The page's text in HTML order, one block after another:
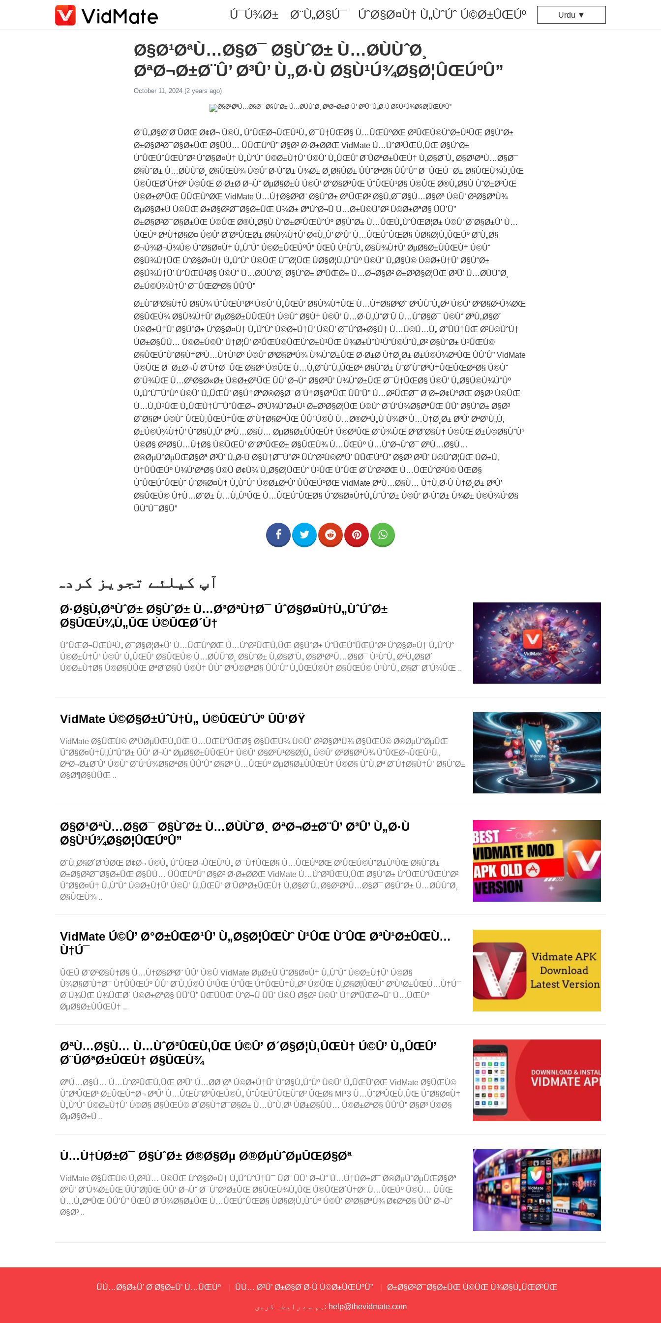
Ú¯Ú¾Ø± Ø¨Ù„Ø§Ú¯ ÚˆØ§Ø¤Ù† Ù„ÙˆÚˆ Ú©Ø±ÛŒÚº Urdu ▼
Ø§Ø¹ØªÙ…Ø§Ø¯ Ø§ÙˆØ± Ù…Ø­ÙÙˆØ¸
ØªØ¬Ø±Ø¨Û’ Ø³Û’ Ù„Ø·Ù Ø§Ù¹Ú¾Ø§Ø¦ÛŒÚºÛ”
October 11, 2024 (2 years ago)
Ø¨Ù„Ø§Ø´Ø¨ÛØŒ Ø¢Ø¬ Ú©Ù„ ÚˆÛŒØ¬ÛŒÙ¹Ù„ Ø¯Ù†ÛŒØ§ Ù…ÛŒÚºØŒ Ø³ÛŒÚ©ÙˆØ±Ù¹ÛŒ Ø§ÙˆØ±
Ø±Ø§Ø²Ø¯Ø§Ø±ÛŒ Ø§ÛÙ… ÛÛŒÚºÛ” Ø§Ø³ Ø·Ø±Ø­ØŒ VidMate Ù…ÙˆØ³ÛŒÙ‚ÛŒ Ø§ÙˆØ±
ÙˆÛŒÚˆÛŒÙˆØ² ÚˆØ§Ø¤Ù† Ù„ÙˆÚˆ Ú©Ø±Ù†Û’ Ú©Û’ Ù„ÛŒÛ’ Ø¨ÛØªØ±ÛŒÙ† Ù‚Ø§Ø¨Ù„ Ø§Ø¹ØªÙ…Ø§Ø¯
Ø§ÙˆØ± Ù…Ø­ÙÙˆØ¸ Ø§ÛŒÙ¾ Ú©Û’ Ø·ÙˆØ± Ù¾Ø± Ø¸Ø§ÛØ± ÛÙˆØªØ§ ÛÛ’Û” Ø¯ÛŒÚ¯Ø± Ø§ÛŒÙ¾Ù„ÛŒ
Ú©ÛŒØ´Ù†Ø² Ú©ÛŒ Ø·Ø±Ø­ Ø¬Ùˆ ØµØ§Ø±Ù Ú©Û’ Ø°Ø§ØªÛŒ ÚˆÛŒÙ¹Ø§ Ú©ÛŒ Ø®Ù„Ø§Ù ÙˆØ±Ø²ÛŒ
Ú©Ø±ØªÛŒ ÛÛŒÚºØŒ VidMate Ù…Ù†Ø§Ø³Ø¨ Ø§ÙˆØ± ØªÛŒØ² Ø§Ù‚Ø¯Ø§Ù…Ø§Øª Ú©Û’ Ø³Ø§ØªÚ¾
ØµØ§Ø±Ù Ú©ÛŒ Ø±Ø§Ø²Ø¯Ø§Ø±ÛŒ Ù¾Ø± ØªÙˆØ¬Û Ù…Ø±Ú©ÙˆØ² Ú©Ø±ØªØ§ ÛÛ’Û”
Ø±Ø§Ø²Ø¯Ø§Ø±ÛŒ Ú©ÛŒ Ø®Ù„Ø§Ù ÙˆØ±Ø²ÛŒÙˆÚº Ø§ÙˆØ± Ù…ÛŒÙ„ÙˆÛŒØ¦Ø± Ú©Û’ Ø¨Ø§Ø±Û’ Ù…
ÛŒÚº ØªÙ†Ø§Ø¤ Ú©Û’ Ø¨ØºÛŒØ± Ø§Ù¾Ù†Û’ Ø¢Ù„Û’ Ø³Û’ Ù…ÛŒÚˆÛŒØ§ ÙØ§Ø¦Ù„ÛŒÚº Ø¨Ù„Ø§
Ø¬Ú¾Ø¬Ú¾Ú© ÚˆØ§Ø¤Ù† Ù„ÙˆÚˆ Ú©Ø±ÛŒÚºÛ” ÛŒÛ Ù¹ÙˆÙ„ Ø§Ù¾Ù†Û’ ØµØ§Ø±ÙÛŒÙ† Ú©Ùˆ
Ø§Ù¾Ù†ÛŒ ÚˆØ§Ø¤Ù† Ù„ÙˆÚˆ Ú©ÛŒ Ú¯Ø¦ÛŒ ÙØ§Ø¦Ù„ÙˆÚº Ú©Ùˆ Ù„Ø§Ú© Ú©Ø±Ù†Û’ Ø§ÙˆØ±
Ø§Ù¾Ù†Û’ ÚˆÛŒÙ¹Ø§ Ú©Ùˆ Ù…Ø­ÙÙˆØ¸ Ø§ÙˆØ± ØºÛŒØ± Ù…Ø¬Ø§Ø² Ø±Ø³Ø§Ø¦ÛŒ Ø³Û’ Ù…Ø­ÙÙˆØ¸
Ø±Ú©Ú¾Ù†Û’ Ø¯ÛŒØªØ§ ÛÛ’Û”
Ø±ÙˆØ²Ø§Ù†Û Ø§Ù¾ ÚˆÛŒÙ¹Ø³ Ú©Û’ Ù„ÛŒÛ’ Ø§Ù¾Ù†ÛŒ Ù…Ù†Ø§Ø³Ø¨ Ø³ÛÙˆÙ„Øª Ú©Û’ Ø³Ø§ØªÚ¾ØŒ
Ø§ÛŒÙ¾ Ø§Ù¾Ù†Û’ ØµØ§Ø±ÙÛŒÙ† Ú©Ùˆ Ø§Ù† Ú©Û’ Ù…Ø·Ù„ÙˆØ¨Û Ù…ÙˆØ§Ø¯ Ú©Ùˆ ØªÙ„Ø§Ø´
Ú©Ø±Ù†Û’ Ø§ÙˆØ± ÚˆØ§Ø¤Ù† Ù„ÙˆÚˆ Ú©Ø±Ù†Û’ Ú©Û’ Ø¯ÙˆØ±Ø§Ù† Ù…Ú©Ù…Ù„ Ø°ÛÙ†ÛŒ Ø³Ú©ÙˆÙ†
ÙØ±Ø§ÛÙ… Ú©Ø±Ú©Û’ Ù†Ø¦Û’ Ø³ÛŒÚ©ÛŒÙˆØ±Ù¹ÛŒ Ù¾Ø±ÙˆÙ¹ÙˆÚ©ÙˆÙ„Ø² Ø§ÙˆØ± Ù¹ÛŒÚ©
Ø§ÛŒÚˆÙˆØ§Ù†Ø³Ù…Ù†Ù¹Ø³ Ú©Û’ Ø³Ø§ØªÚ¾ Ù¾ÙˆØ±ÛŒ Ø·Ø±Ø­ Ù†Ø¸Ø± Ø±Ú©Ú¾ØªÛŒ ÛÛ’Û” VidMate
Ú©ÛŒ Ø¯Ø±Ø¬Û Ø¨Ù†Ø¯ÛŒ Ø§Ø³ Ú©ÛŒ Ù…Ù‚Ø¨ÙˆÙ„ÛŒØª Ø§ÙˆØ± ÙˆØ´ÙˆØ³Ù†ÛŒÛŒØªØ§ Ú©Ùˆ
Ø¨Ú¾ÛŒ Ù…ØªØ§Ø«Ø± Ú©Ø±ØªÛŒ ÛÛ’ Ø¬Ùˆ Ø§Ø³Û’ Ù¾ÙˆØ±ÛŒ Ø¯Ù†ÛŒØ§ Ú©Û’ Ù„Ø§Ú©Ú¾ÙˆÚº
Ù„ÙˆÚ¯ÙˆÚº Ú©Û’ Ù„ÛŒÛ’ Ø§Ù†ØªØ®Ø§Ø¨ Ø¨Ù†Ø§ØªÛŒ ÛÛ’Û” Ù…Ø²ÛŒØ¯ Ø¨Ø±Ø¢ÚºØŒ Ø§Ø³ Ú©ÛŒ
Ù…Ù„Ù¹ÛŒ Ù„ÛŒÙ†Ú¯ÙˆÛŒØ¬ Ø³Ù¾ÙˆØ±Ù¹ Ø±Ø³Ø§Ø¦ÛŒ Ú©Ùˆ Ø¨Ú‘Ú¾Ø§ØªÛŒ ÛÛ’ Ø§ÙˆØ± Ø§Ø³
Ø¨Ø§Øª Ú©Ùˆ ÛŒÙ‚ÛŒÙ†ÛŒ Ø¨Ù†Ø§ØªÛŒ ÛÛ’ Ú©Û Ù…Ø®ØªÙ„Ù Ù¾Ø³ Ù…Ù†Ø¸Ø± Ø³Û’ ØªØ¹Ù„Ù‚
Ø±Ú©Ú¾Ù†Û’ ÙˆØ§Ù„Û’ ØªÙ…Ø§Ù… ØµØ§Ø±ÙÛŒÙ† Ú©Ø³ÛŒ Ø¨Ú¾ÛŒ Ø²Ø¨Ø§Ù† Ú©ÛŒ Ø±Ú©Ø§ÙˆÙ¹
Ú©Ø§ Ø³Ø§Ù…Ù†Ø§ Ú©ÛŒÛ’ Ø¨ØºÛŒØ± Ø§ÛŒÙ¾ Ù…ÛŒÚº Ù…ÙˆØ¬ÙˆØ¯ ØªÙ…Ø§Ù…
Ø®ØµÙˆØµÛŒØ§Øª Ø³Û’ Ù„Ø·Ù Ø§Ù†Ø¯ÙˆØ² ÛÙˆØ³Ú©ØªÛ’ ÛÛŒÚºÛ” Ø§Ø³ Ø³Û’ Ú©ÙˆØ¦ÛŒ ÙØ±Ù‚
Ù†ÛÛŒÚº Ù¾Ú‘ØªØ§ Ú©Û Ø¢Ù¾ Ù„Ø§Ø¦ÛŒÙˆ Ù¹ÛŒ ÙˆÛŒ Ø´ÙˆØ²ØŒ Ù…ÛŒÙˆØ²Ú© ÛŒØ§
ÙˆÛŒÚˆÛŒÙˆ ÚˆØ§Ø¤Ù† Ù„ÙˆÚˆ Ú©Ø±ØªÛ’ ÛÛŒÚºØŒ VidMate ØªÙ…Ø§Ù… Ù†Ù‚Ø·Û Ù†Ø¸Ø± Ø³Û’
Ø§ÛŒÚ© Ù†Ù…Ø¨Ø± Ù…Ù„Ù¹ÛŒ Ù…ÛŒÚˆÛŒØ§ ÚˆØ§Ø¤Ù†Ù„ÙˆÚˆØ± Ú©Û’ Ø·ÙˆØ± Ù¾Ø± Ú©Ú¾Ú‘Ø§
ÛÙˆÚ¯Ø§Û”
آپ کیلئے تجویز کردہ
Ø·Ø§Ù‚ØªÙˆØ± Ø§ÙˆØ± Ù…Ø³ØªÙ†Ø¯ ÚˆØ§Ø¤Ù†Ù„ÙˆÚˆØ±
Ø§ÛŒÙ¾Ù„ÛŒ Ú©ÛŒØ´Ù†
ÚˆÛŒØ¬ÛŒÙ¹Ù„ Ø¯Ø§Ø¦Ø±Û’ Ù…ÛŒÚºØŒ Ù…ÙˆØ³ÛŒÙ‚ÛŒ Ø§ÙˆØ± ÙˆÛŒÚˆÛŒÙˆØ² ÚˆØ§Ø¤Ù† Ù„ÙˆÚˆ
Ú©Ø±Ù†Û’ Ú©Û’ Ù„ÛŒÛ’ Ø§ÛŒÚ© Ù…Ø­ÙÙˆØ¸ Ø§ÙˆØ± Ù‚Ø§Ø¨Ù„ Ø§Ø¹ØªÙ…Ø§Ø¯ Ù¹ÙˆÙ„ ØªÙ„Ø§Ø´
Ú©Ø±Ù†Ø§ Ú©Ø§ÙÛŒ ØªØ¨Ø§Û Ú©Ù† ÛÙˆ Ø³Ú©ØªØ§ ÛÛ’Û” Ù„ÛŒÚ©Ù† Ø§ÛŒÚ© Ù¹ÙˆÙ„ Ø§Ø¨ Ø¨Ú¾ÛŒ ..
VidMate Ú©Ø§Ø±ÚˆÙ†Ù„ Ú©ÛŒÙˆÚº ÛÛ’ØŸ
VidMate Ø§ÛŒÚ© ØªÙØµÛŒÙ„ÛŒ Ù…ÛŒÚˆÛŒØ§ Ø§ÛŒÙ¾ Ú©Û’ Ø³Ø§ØªÚ¾ Ø§ÛŒÚ© Ø®ØµÙˆØµÛŒ
ÚˆØ§Ø¤Ù†Ù„ÙˆÚˆØ± ÛÛ’ Ø¬Ùˆ ØµØ§Ø±ÙÛŒÙ† Ú©Û’ Ø§Ø³Ù¹Ø§Ø¦Ù„ Ú©Û’ Ø³Ø§ØªÚ¾ ÚˆÛŒØ¬ÛŒÙ¹Ù„
ØªØ¬Ø±Ø¨Û’ Ú©Ùˆ Ø¨Ú‘Ú¾Ø§ØªØ§ ÛÛ’Û” Ø§Ø³ Ù…ÛŒÚº ØµØ§Ø±ÙÛŒÙ† Ú©Ø§ ÙˆÙ‚Øª Ø¨Ú†Ø§Ù†Û’ Ø§ÙˆØ±
Ø§Ø¶Ø§ÙÛŒ ..
Ø§Ø¹ØªÙ…Ø§Ø¯ Ø§ÙˆØ± Ù…Ø­ÙÙˆØ¸ ØªØ¬Ø±Ø¨Û’ Ø³Û’ Ù„Ø·Ù
Ø§Ù¹Ú¾Ø§Ø¦ÛŒÚºÛ”
Ø¨Ù„Ø§Ø´Ø¨ÛØŒ Ø¢Ø¬ Ú©Ù„ ÚˆÛŒØ¬ÛŒÙ¹Ù„ Ø¯Ù†ÛŒØ§ Ù…ÛŒÚºØŒ Ø³ÛŒÚ©ÙˆØ±Ù¹ÛŒ Ø§ÙˆØ±
Ø±Ø§Ø²Ø¯Ø§Ø±ÛŒ Ø§ÛÙ… ÛÛŒÚºÛ” Ø§Ø³ Ø·Ø±Ø­ØŒ VidMate Ù…ÙˆØ³ÛŒÙ‚ÛŒ Ø§ÙˆØ± ÙˆÛŒÚˆÛŒÙˆØ²
ÚˆØ§Ø¤Ù† Ù„ÙˆÚˆ Ú©Ø±Ù†Û’ Ú©Û’ Ù„ÛŒÛ’ Ø¨ÛØªØ±ÛŒÙ† Ù‚Ø§Ø¨Ù„ Ø§Ø¹ØªÙ…Ø§Ø¯ Ø§ÙˆØ± Ù…Ø­ÙÙˆØ¸
Ø§ÛŒÙ¾ ..
VidMate Ú©Û’ Ø°Ø±ÛŒØ¹Û’ Ù„Ø§Ø¦ÛŒÙˆ Ù¹ÛŒ ÙˆÛŒ Ø³Ù¹Ø±ÛŒÙ…
Ù†Ú¯
ÛŒÛ Ø¨ØªØ§Ù†Ø§ Ù…Ù†Ø§Ø³Ø¨ ÛÛ’ Ú©Û VidMate ØµØ±Ù ÚˆØ§Ø¤Ù† Ù„ÙˆÚˆ Ú©Ø±Ù†Û’ Ú©Ø§
Ù¾Ø§Ø¨Ù†Ø¯ Ù†ÛÛŒÚº ÛÛ’ Ø¨Ù„Ú©Û Ù¹ÛŒ ÙˆÛŒ Ú†ÛŒÙ†Ù„Ø² Ú©ÛŒ Ù„Ø§Ø¦ÛŒÙˆ Ø³Ù¹Ø±ÛŒÙ…Ù†Ú¯
Ø¨Ú¾ÛŒ Ù¾ÛŒØ´ Ú©Ø±ØªØ§ ÛÛ’Û” ÛŒÛÛŒ ÙˆØ¬Û ÛÛ’ Ú©Û Ø§Ø³ Ú©Û’ Ù†ØªÛŒØ¬Û’ Ù…ÛŒÚº
ØµØ§Ø±ÙÛŒÙ† ..
ØªÙ…Ø§Ù… Ù…ÙˆØ³ÛŒÙ‚ÛŒ Ú©Û’ Ø´Ø§Ø¦Ù‚ÛŒÙ† Ú©Û’ Ù„ÛŒÛ’
Ø¨ÛØªØ±ÛŒÙ† Ø§ÛŒÙ¾
ØªÙ…Ø§Ù… Ù…ÙˆØ³ÛŒÙ‚ÛŒ Ø³Û’ Ù…Ø­Ø¨Øª Ú©Ø±Ù†Û’ ÙˆØ§Ù„ÙˆÚº Ú©Û’ Ù„ÛŒÛ’ØŒ VidMate Ø§ÛŒÚ©
ÙˆØ³ÛŒØ¹ Ø±ÛŒÙ†Ø¬ Ø³Û’ Ù…ÛŒÙˆØ²ÛŒÚ©Ù„ ÙˆÛŒÚˆÛŒÙˆØ² ÛŒØ§ MP3 Ù…ÙˆØ³ÛŒÙ‚ÛŒ ÚˆØ§Ø¤Ù†
Ù„ÙˆÚˆ Ú©Ø±Ù†Û’ Ú©Ø§ Ø§ÛŒÚ© Ø´Ø§Ù†Ø¯Ø§Ø± Ù…ÙˆÙ‚Ø¹ ÙØ±Ø§ÛÙ… Ú©Ø±ØªØ§ ÛÛ’Û” Ø§Ø³ Ú©Ø§
ØµØ§Ø±Ù ..
Ù…Ù†ÙØ±Ø¯ Ø§ÙˆØ± Ø®Ø§Øµ Ø®ØµÙˆØµÛŒØ§Øª
VidMate Ø§ÛŒÚ© Ù‚Ø³Ù… Ú©ÛŒ ÚˆØ§Ø¤Ù† Ù„ÙˆÚˆÙ†Ú¯ ÛØ¨ ÛÛ’ Ø¬Ùˆ Ù…Ù†ÙØ±Ø¯ Ø®ØµÙˆØµÛŒØ§Øª
Ø³Û’ Ø¨Ú¾Ø±ÛŒ ÛÙˆØ¦ÛŒ ÛÛ’ Ø¬Ùˆ Ø¯ÙˆØ³Ø±ÛŒ Ø§ÛŒÙ¾Ù„ÛŒ Ú©ÛŒØ´Ù†Ø² Ù…ÛŒÚº Ú©Ù… ÛÛŒ
Ù…Ù„ØªÛŒ ÛÛ’Û” ÛŒÛ Ø¨Ú¾Ø§Ø±ÛŒ Ù…ÛŒÚˆÛŒØ§ ÙØ§Ø¦Ù„ÙˆÚº Ú©Û’ Ø³Ø§ØªÚ¾ Ø¢ØªØ§ ÛÛ’ Ø¬Ùˆ
Ø§Ø³ ..
ÛÙ…Ø§Ø±Û’ Ø¨Ø§Ø±Û’ Ù…ÛŒÚº ÛÙ… Ø³Û’ Ø±Ø§Ø¨Ø·Û Ú©Ø±ÛŒÚºÛ” Ø±Ø§Ø²Ø¯Ø§Ø±ÛŒ Ú©ÛŒ Ù¾Ø§Ù„ÛŒØ³ÛŒ
ہم سے رابطہ کریں: help@thevidmate.com